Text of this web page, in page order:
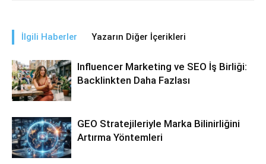
İlgili Haberler Yazarın Diğer İçerikleri
Influencer Marketing ve SEO İş Birliği:
Backlinkten Daha Fazlası
GEO Stratejileriyle Marka Bilinirliğini
Artırma Yöntemleri